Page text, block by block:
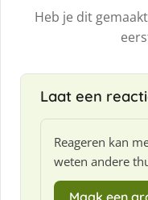
Heb je dit
Laat een
Reageren kan
weten andere